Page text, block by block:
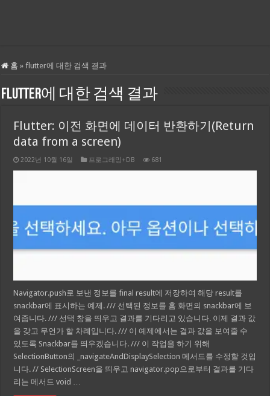
홈 » flutter에 대한 검색 결과
flutter에 대한 검색 결과
Flutter: 이전 화면에 데이터 반환하기(Return
data from a screen)
2022년 10월 16일 프로그래밍+DB 681
Navigator.push로 보낸 정보를 final result에 저장하여 해당 result를
snackbar에 표시하는 예제. /// 선택된 정보를 홈 화면의 snackbar에 보
여줍니다. /// 선택 창을 띄우고 결과를 기다리고 있습니다. 이제 결과 값
을 갖고 무언가 할 차례입니다. /// 이 예제에서는 결과 값을 보여줄 수
있도록 Snackbar를 띄우겠습니다. /// 이 작업을 하기 위해
SelectionButton의 _navigateAndDisplaySelection 메서드를 수정할 것입
니다. // SelectionScreen을 띄우고 navigator.pop으로부터 결과를 기다
리는 메서드 void …